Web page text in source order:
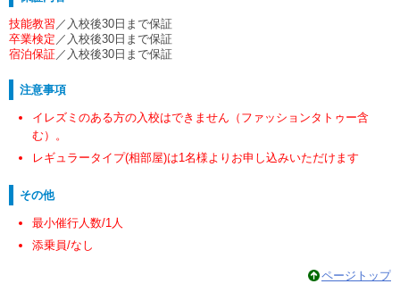
技能教習 ／入校後30日まで保証
卒業検定 ／入校後30日まで保証
宿泊保証／入校後30日まで保証
注意事項
イレズミのある方の入校はできません（ファッションタトゥー含
む）。
レギュラータイプ(相部屋)は1名様よりお申し込みいただけます
その他
最小催行人数/1人
添乗員/なし
ページトップ